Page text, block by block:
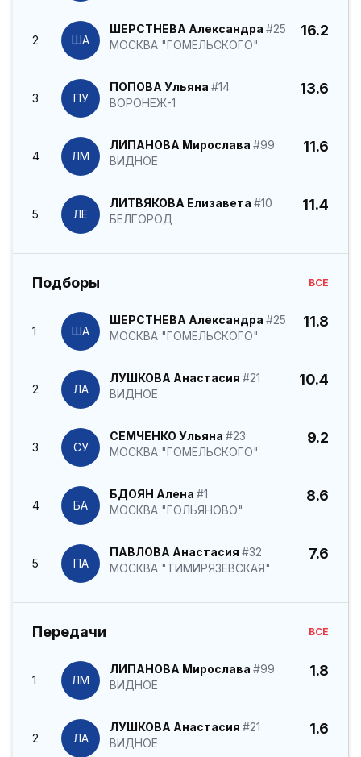
2 ША
ШЕРСТНЕВА Александра #25
МОСКВА "ГОМЕЛЬСКОГО"
16.2
3 ПУ
ПОПОВА Ульяна #14
ВОРОНЕЖ-1
13.6
4 ЛМ
ЛИПАНОВА Мирослава #99
ВИДНОЕ
11.6
5 ЛЕ
ЛИТВЯКОВА Елизавета #10
БЕЛГОРОД
11.4
Подборы ВСЕ
1 ША
ШЕРСТНЕВА Александра #25
МОСКВА "ГОМЕЛЬСКОГО"
11.8
2 ЛА
ЛУШКОВА Анастасия #21
ВИДНОЕ
10.4
3 СУ
СЕМЧЕНКО Ульяна #23
МОСКВА "ГОМЕЛЬСКОГО"
9.2
4 БА
БДОЯН Алена #1
МОСКВА "ГОЛЬЯНОВО"
8.6
5 ПА
ПАВЛОВА Анастасия #32
МОСКВА "ТИМИРЯЗЕВСКАЯ"
7.6
Передачи ВСЕ
1 ЛМ
ЛИПАНОВА Мирослава #99
ВИДНОЕ
1.8
2 ЛА
ЛУШКОВА Анастасия #21
ВИДНОЕ
1.6